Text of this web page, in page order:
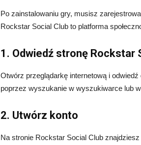
Po zainstalowaniu gry, musisz
Rockstar Social Club to platforma
1. Odwiedź stronę Rockstar
Otwórz przeglądarkę internetową i
poprzez wyszukanie w wyszukiwarce lub
2. Utwórz konto
Na stronie Rockstar Social Club